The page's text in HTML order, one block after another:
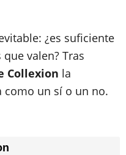
¿es suficiente
valen? Tras
Collexion la
como un sí o un no.